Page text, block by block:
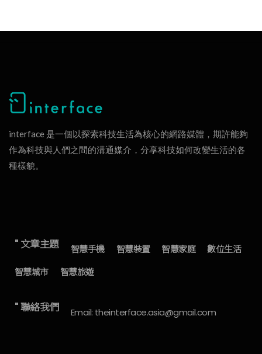
interface 是一個以探索科技生活為核心的網路媒體，期許能夠
作為科技與人們之間的溝通媒介，分享科技如何改變生活的各
種樣貌。
" 文章主題 智慧手機 智慧裝置 智慧家庭
數位生活
智慧城市
智慧旅遊
" 聯絡我們 Email: theinterface.asia@gmail.com